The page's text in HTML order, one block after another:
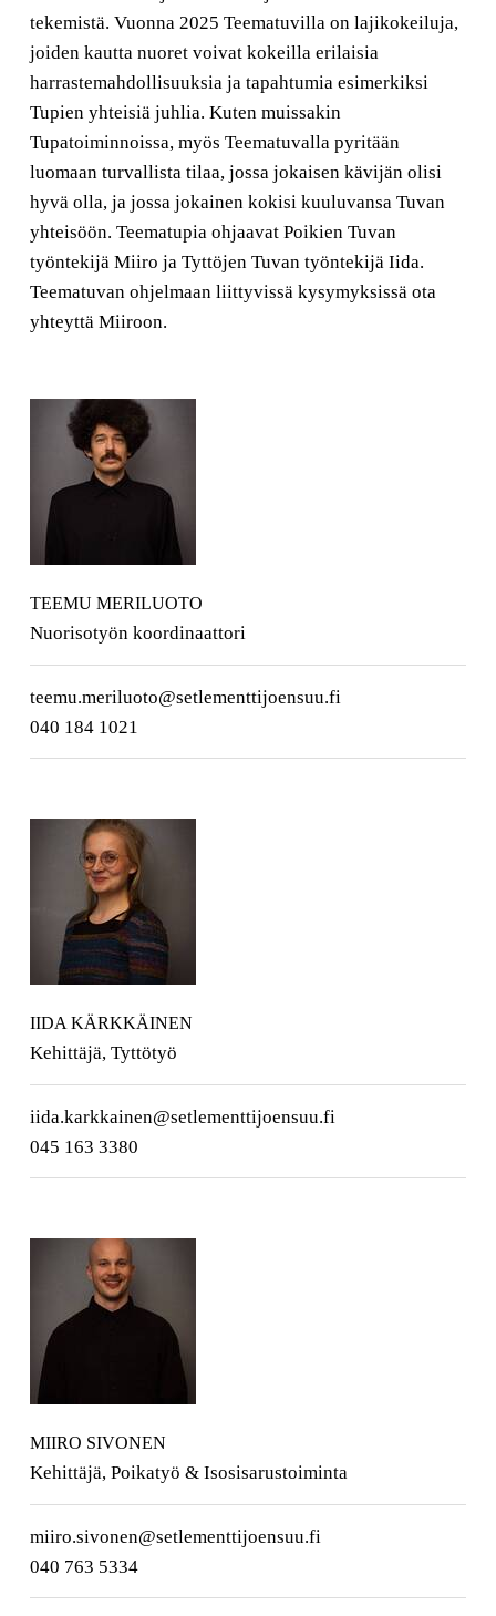
tekemistä. Vuonna 2025 Teematuvilla on lajikokeiluja,
joiden kautta nuoret voivat kokeilla erilaisia
harrastemahdollisuuksia ja tapahtumia esimerkiksi
Tupien yhteisiä juhlia. Kuten muissakin
Tupatoiminnoissa, myös Teematuvalla pyritään
luomaan turvallista tilaa, jossa jokaisen kävijän olisi
hyvä olla, ja jossa jokainen kokisi kuuluvansa Tuvan
yhteisöön. Teematupia ohjaavat Poikien Tuvan
työntekijä Miiro ja Tyttöjen Tuvan työntekijä Iida.
Teematuvan ohjelmaan liittyvissä kysymyksissä ota
yhteyttä Miiroon.
TEEMU MERILUOTO
Nuorisotyön koordinaattori
teemu.meriluoto@setlementtijoensuu.fi
040 184 1021
IIDA KÄRKKÄINEN
Kehittäjä, Tyttötyö
iida.karkkainen@setlementtijoensuu.fi
045 163 3380
MIIRO SIVONEN
Kehittäjä, Poikatyö & Isosisarustoiminta
miiro.sivonen@setlementtijoensuu.fi
040 763 5334